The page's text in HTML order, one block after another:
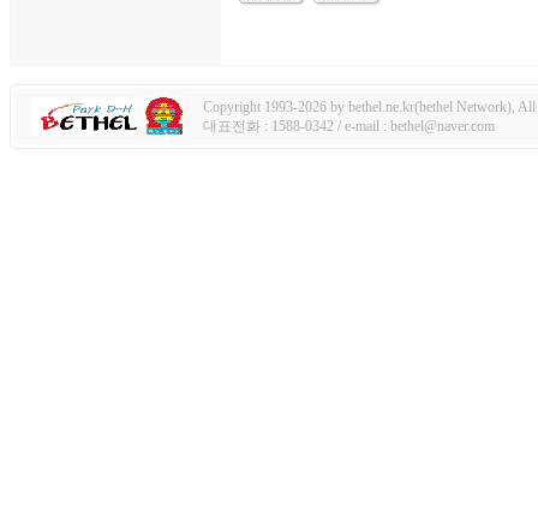
Copyright 1993-2026 by bethel.ne.kr(bethel Network), All
대표전화 : 1588-0342 / e-mail : bethel@naver.com